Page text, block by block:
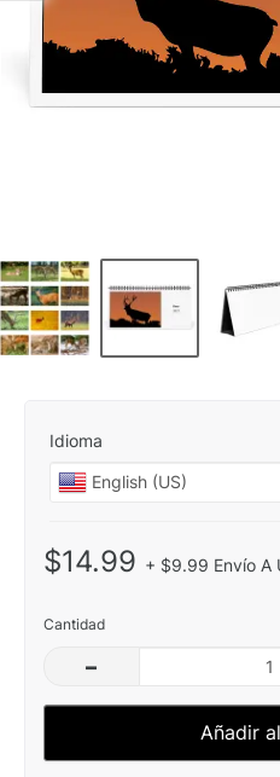
Idioma
$14.99 + $9.99 Envío A
Cantidad
–
Añadir